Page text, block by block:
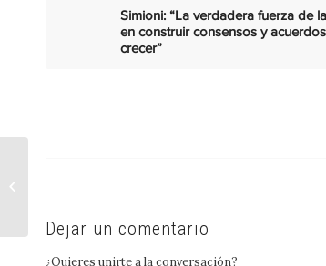
Simioni: “La verdadera fuerza de
en construir consensos y
crecer”
Dejar un comentario
¿Quieres unirte a la conversación?